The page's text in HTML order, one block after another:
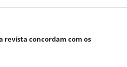
revista concordam com os